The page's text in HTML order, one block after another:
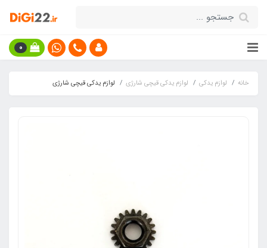
0
خانه لوازم یدکی لوازم یدکی قیچی شارژی لوازم یدکی قیچی شارژی